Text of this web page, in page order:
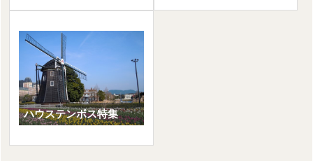
ハウステンボス特集